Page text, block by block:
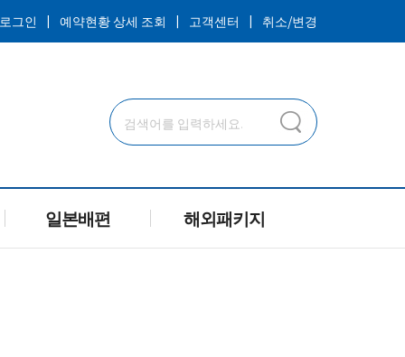
로그인 ㅣ 예약현황 상세 조회 ㅣ 고객센터 ㅣ 취소/변경
일본배편 해외패키지